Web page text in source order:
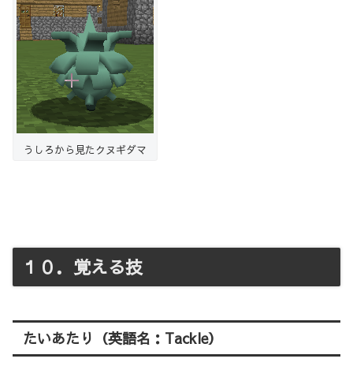
うしろから見たクヌギダマ
１０．覚える技
たいあたり（英語名：Tackle）